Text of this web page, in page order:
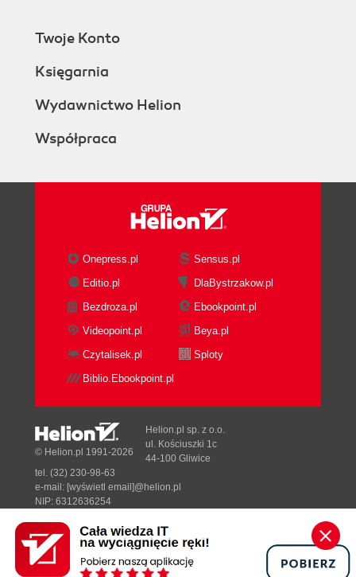
Twoje Konto
Księgarnia
Wydawnictwo Helion
Współpraca
Onepress.pl
Sensus.pl
Editio.pl
DlaBystrzakow.pl
Bezdroza.pl
Ebookpoint.pl
Videopoint.pl
Beya.pl
Czytalisek.pl
Sploty
Biblio.Ebookpoint.pl
Designed with ♥ byTonik.pl
© Helion.pl 1991-2026
Helion.pl sp. z o.o.
ul. Kościuszki 1c
44-100 Gliwice
tel. (32) 230-98-63
e-mail: [wyświetl email]@helion.pl
NIP: 6312636254